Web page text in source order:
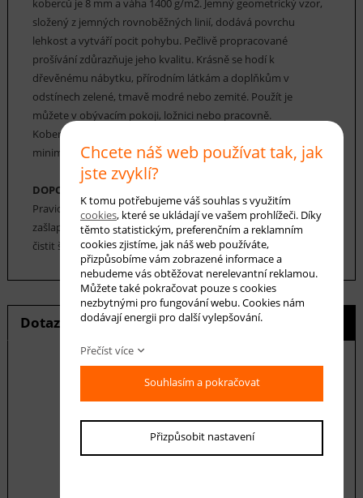
koberců je 8 mm a váha 1400 g/m2. Jemný geometrický vzor, ​​
složený z jemných rovnoběžných linií, dodává povrchu
lehkost a vytváří pocit pohybu. Pečlivě propracované
prošívání zdůrazňuje jeho kvalitu. Krásně se hodí k
dřevěnému nábytku, přírodním látkám a doplňkům v
odstínech zelené, tmavě modré nebo zemité. Použít je
můžete v obývacím pokoji, ložnici nebo pracovně.
Koberce Bowi Laki jsou ideální volbou pro ty, kteří oceňují
minimalistické, ale zároveň výrazné doplňky.
DOPORUČENÁ ÚDRŽBA:
Pravidelné vysávání nečistot z koberce, aby se zabránilo jejich
zašlapání do koberce. Cca jednou za 12-18 měsíců je možné
čistit šamponováním nebo parním čištěním.
Dotaz na produkt Hlídání ceny
E-mail *
Chcete náš web používat tak, jak
jste zvyklí?
K tomu potřebujeme váš souhlas s využitím
cookies, které se ukládají ve vašem prohlížeči. Díky
těmto statistickým, preferenčním a reklamním
cookies zjistíme, jak náš web používáte,
přizpůsobíme vám zobrazené informace a
nebudeme vás obtěžovat nerelevantní reklamou.
Můžete také pokračovat pouze s cookies
nezbytnými pro fungování webu. Cookies nám
dodávají energii pro další vylepšování.
Přečíst více
Souhlasím a pokračovat
Přizpůsobit nastavení